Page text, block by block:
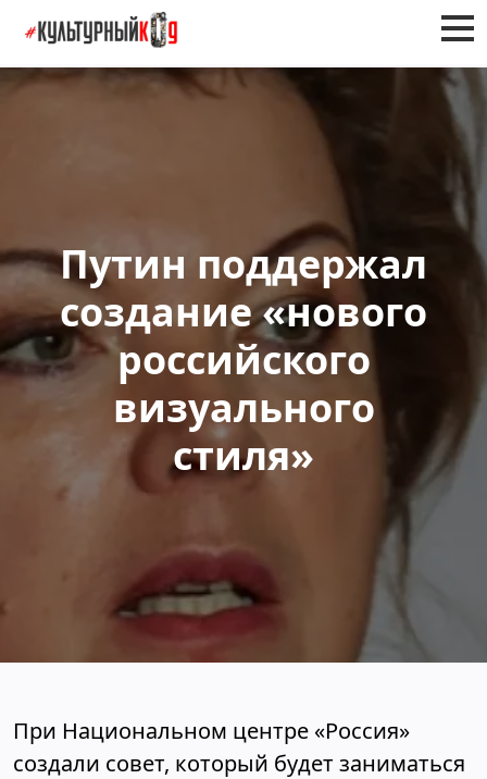
Путин поддержал
создание «нового
российского
визуального
стиля»
При Национальном центре «Россия»
создали совет, который будет заниматься